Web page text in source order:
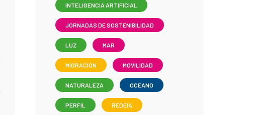
INTELIGENCIA ARTIFICIAL
JORNADAS DE SOSTENIBILIDAD
LUZ MAR
MIGRACIÓN MOVILIDAD
NATURALEZA OCEANO
PERFIL REDEIA